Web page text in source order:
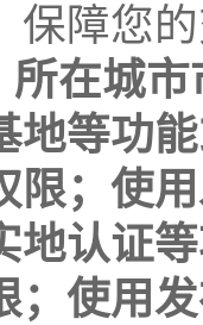
保障您
在城
地等功
限；使
地认证
；使用